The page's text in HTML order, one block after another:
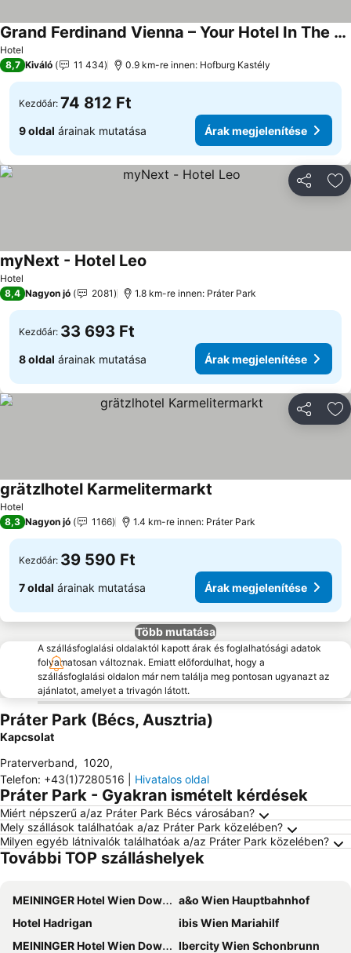
Hotel
Grand Ferdinand Vienna – Your Hotel In The City Center
8,7 Kiváló 11 434 0.9 km-re innen: Hofburg Kastély
Kezdőár: 74 812 Ft
9 oldal árainak mutatása Árak megjelenítése
Hotel
myNext - Hotel Leo
8,4 Nagyon jó 2081 1.8 km-re innen: Práter Park
Kezdőár: 33 693 Ft
8 oldal árainak mutatása Árak megjelenítése
Hotel
grätzlhotel Karmelitermarkt
8,3 Nagyon jó 1166 1.4 km-re innen: Práter Park
Kezdőár: 39 590 Ft
7 oldal árainak mutatása Árak megjelenítése
Több mutatása
A szállásfoglalási oldalaktól kapott árak és foglalhatósági adatok
folyamatosan változnak. Emiatt előfordulhat, hogy a
szállásfoglalási oldalon már nem találja meg pontosan ugyanazt az
ajánlatot, amelyet a trivagón látott.
Práter Park (Bécs, Ausztria)
Kapcsolat
Praterverband, 1020,
Telefon: +43(1)7280516 Hivatalos oldal
Práter Park - Gyakran ismételt kérdések
Miért népszerű a/az Práter Park Bécs városában?
Mely szállások találhatóak a/az Práter Park közelében?
Milyen egyéb látnivalók találhatóak a/az Práter Park közelében?
További TOP szálláshelyek
MEININGER Hotel Wien Downtown Franz
a&o Wien Hauptbahnhof
Hotel Hadrigan
ibis Wien Mariahilf
MEININGER Hotel Wien Downtown Sissi
Ibercity Wien Schonbrunn